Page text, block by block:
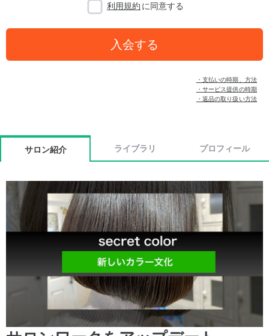
利用規約 に同意する
入会する
・支払いの時期、方法
・サービス提供の時期
・返品の取り扱い方法
サロン紹介 ライブラリ プロフィール